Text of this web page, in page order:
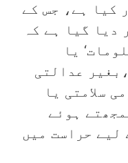
کیا ہے، جس کے
دیا گیا ہے کہ
یا
عدالتی
سلامتی یا
ہوئے
لیے حراست میں